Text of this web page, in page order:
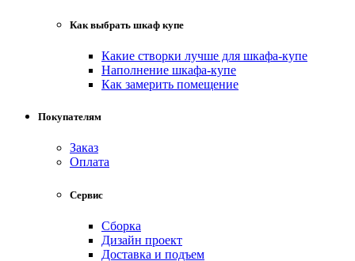
Как выбрать шкаф купе
Какие створки лучше для шкафа-купе
Наполнение шкафа-купе
Как замерить помещение
Покупателям
Заказ
Оплата
Сервис
Сборка
Дизайн проект
Доставка и подъем